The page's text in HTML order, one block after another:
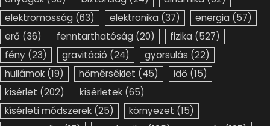
elektromosság (63) elektronika (37) energia (57)
erő (36) fenntarthatóság (20) fizika (527)
fény (23) gravitáció (24) gyorsulás (22)
hullámok (19) hőmérséklet (45) idő (15)
kísérlet (202) kísérletek (65)
kísérleti módszerek (25) környezet (15)